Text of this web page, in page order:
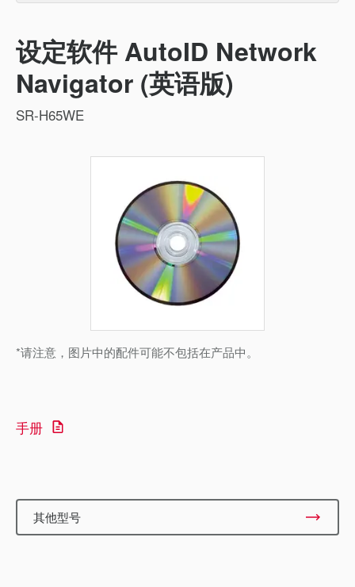
设定软件 AutoID Network
Navigator (英语版)
SR-H65WE
*请注意，图片中的配件可能不包括在产品中。
手册
其他型号